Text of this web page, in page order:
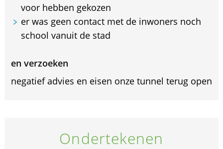
voor hebben gekozen
er was geen contact met de inwoners noch
school vanuit de stad
en verzoeken
negatief advies en eisen onze tunnel terug open
Ondertekenen